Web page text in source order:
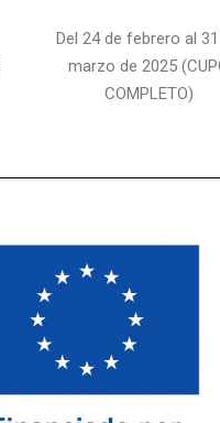
Del 24 de febrero al
marzo de 2025
COMPLETO)